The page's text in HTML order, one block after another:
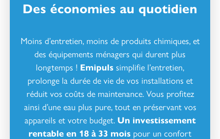
Des économies au quotidien
Moins d’entretien, moins de produits chimiques, et
des équipements ménagers qui durent plus
longtemps ! Emipuls simplifie l’entretien,
prolonge la durée de vie de vos installations et
réduit vos coûts de maintenance. Vous profitez
ainsi d’une eau plus pure, tout en préservant vos
appareils et votre budget. Un investissement
rentable en 18 à 33 mois pour un confort